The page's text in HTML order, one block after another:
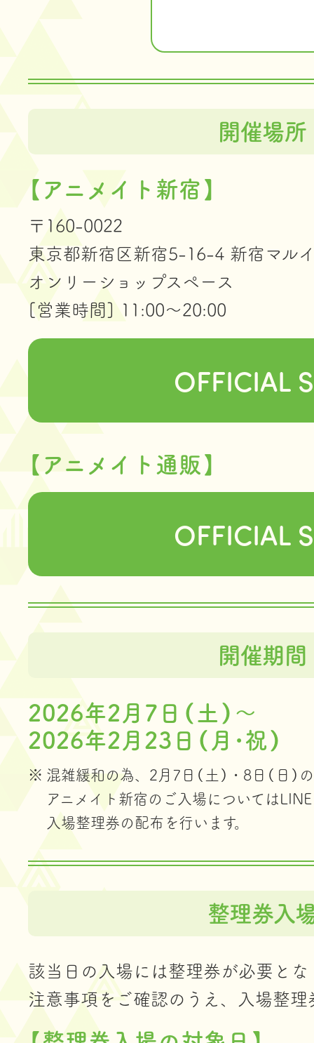
開催場所
【アニメイト新宿】
〒160-0022
東京都新宿区新宿5-16-4 新宿マル
オンリーショップスペース
[営業時間] 11:00～20:00
OFFICIAL
【アニメイト通販】
OFFICIAL
開催期間
2026年2月7日（土）～
2026年2月23日（月･祝）
混雑緩和の為、2月7日（土）・8日（日）の
アニメイト新宿のご入場については
入場整理券の配布を行います。
整理券入
該当日の入場には整理券が必要とな
注意事項をご確認のうえ、入場整